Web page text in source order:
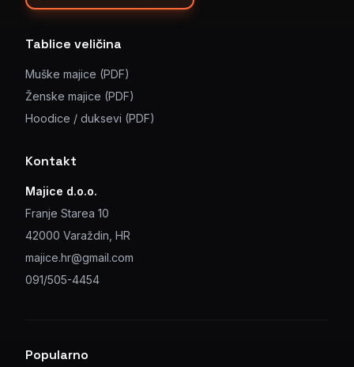
Tablice veličina
Muške majice (PDF)
Ženske majice (PDF)
Hoodice / duksevi (PDF)
Kontakt
Majice d.o.o.
Franje Starea 10
42000 Varaždin, HR
majice.hr@gmail.com
091/505-4454
Popularno